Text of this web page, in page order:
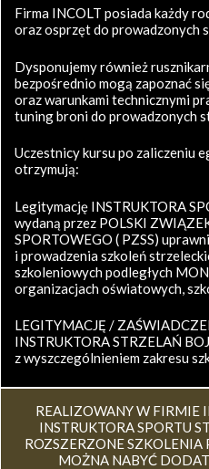
Firma INCOLT posiada każdy
oraz osprzęt do prowadzonych
Dysponujemy również
bezpośrednio mogą zapoznać
oraz warunkami technicznymi
tuning broni do prowadzonych
Uczestnicy kursu po zaliczeniu
otrzymują:
Legitymację INSTRUKTORA
wydaną przez POLSKI
SPORTOWEGO ( PZSS)
i prowadzenia szkoleń
szkoleniowych podległych
organizacjach oświatowych,
LEGITYMACJĘ /
INSTRUKTORA STRZELAŃ
z wyszczególnieniem zakresu
REALIZOWANY W FIRMIE
INSTRUKTORA SPORTU
ROZSZERZONE SZKOLENIA
MOŻNA NABYĆ